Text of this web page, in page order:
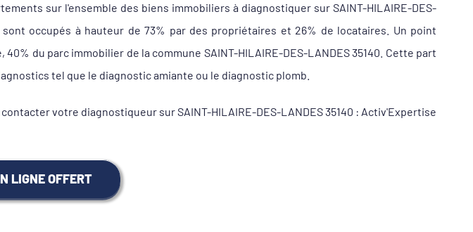
sur l'ensemble des biens immobiliers à diagnostiquer sur SAINT-HILAIRE-DES-
sont occupés à hauteur de 73% par des propriétaires et 26% de locataires. Un point
du parc immobilier de la commune SAINT-HILAIRE-DES-LANDES 35140. Cette part
tel que le diagnostic amiante ou le diagnostic plomb.
votre diagnostiqueur sur SAINT-HILAIRE-DES-LANDES 35140 : Activ'Expertise
LIGNE OFFERT